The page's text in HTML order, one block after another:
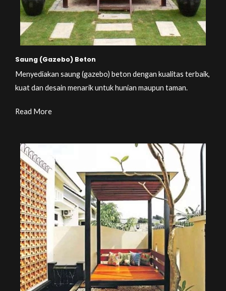
Saung (Gazebo) Beton
Menyediakan saung (gazebo) beton dengan kualitas terbaik,
kuat dan desain menarik untuk hunian maupun taman.
Read More